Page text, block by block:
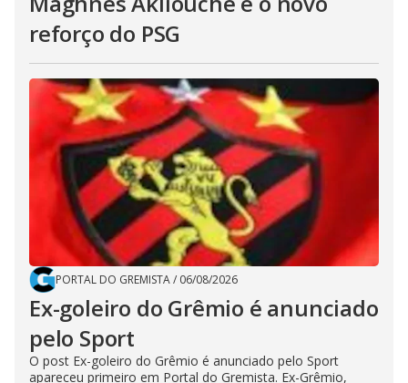
reforço do PSG
PORTAL DO GREMISTA/ 06/08/2026
Ex-goleiro do Grêmio é anunciado
pelo Sport
O post Ex-goleiro do Grêmio é anunciado pelo Sport
apareceu primeiro em Portal do Gremista. Ex-Grêmio,